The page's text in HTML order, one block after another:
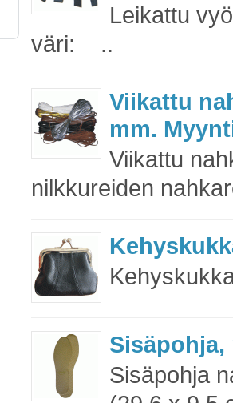
Leikattu
väri: ..
Viikattu
mm.
Viikattu
nilkkureiden
Sisäpohja,
Sisäpohja